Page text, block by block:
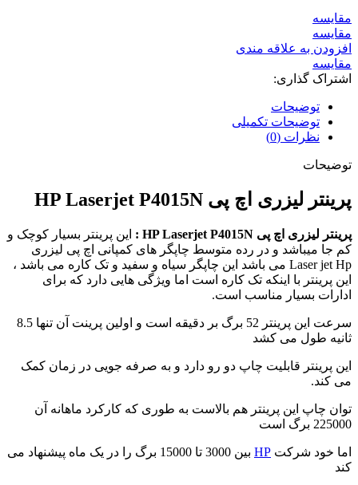
مقايسه
مقایسه
افزودن به علاقه مندی
مقایسه
اشتراک گذاری:
توضیحات
توضیحات تکمیلی
نظرات (0)
توضیحات
پرینتر لیزری اچ پی HP Laserjet P4015N
پرینتر لیزری اچ پی HP Laserjet P4015N :
این پرینتر بسیار کوچک و
کم جا میباشد و در رده متوسط چاپگر های کمپانی اچ پی لیزری
Laser jet Hp می باشد این چاپگر سیاه و سفید و تک کاره می باشد ،
این پرینتر با اینکه تک کاره است اما ویژگی هایی دارد که برای
ادارات بسیار مناسب است.
سرعت این پرینتر 52 برگ بر دقیقه است و اولین پرینت آن تنها 8.5
ثانیه طول می کشد
این پرینتر قابلیت چاپ دو رو دارد و به صرفه جویی در زمان کمک
می کند.
توان چاپ این پرینتر هم بالاست به طوری که کارکرد ماهانه آن
225000 برگ است
اما خود شرکت HP
بین 3000 تا 15000 برگ را در یک ماه پیشنهاد می
کند